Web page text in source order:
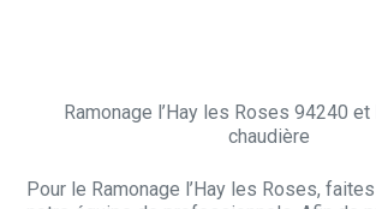
Ramonage l’Hay les Roses 94240
chaudière
Pour le Ramonage l’Hay les Roses,